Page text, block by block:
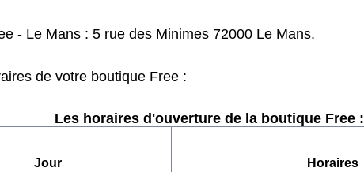
- Le Mans : 5 rue des Minimes 72000 Le Mans.
de votre boutique Free :
Les horaires d'ouverture de la boutique Free :
Jour Horaires